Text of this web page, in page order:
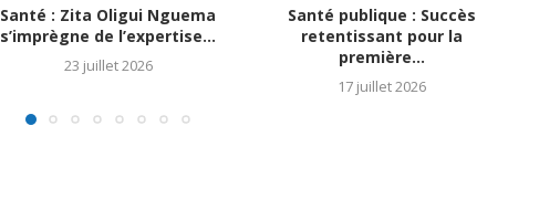
Santé : Zita Oligui Nguema
s’imprègne de l’expertise...
23 juillet 2026
Santé publique : Succès
retentissant pour la
première...
17 juillet 2026